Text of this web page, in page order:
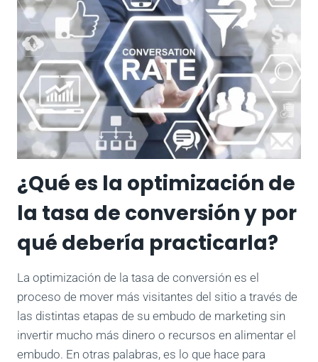
¿Qué es la optimización de
la tasa de conversión y por
qué debería practicarla?
La optimización de la tasa de conversión es el
proceso de mover más visitantes del sitio a través de
las distintas etapas de su embudo de marketing sin
invertir mucho más dinero o recursos en alimentar el
embudo. En otras palabras, es lo que hace para